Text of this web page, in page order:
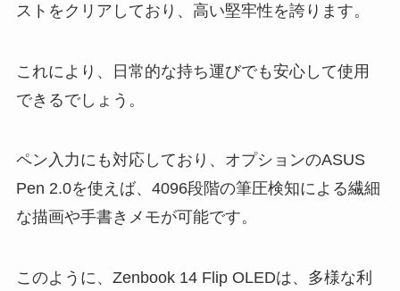
ストをクリアしており、高い堅牢性を誇ります。
これにより、日常的な持ち運びでも安心して使用
できるでしょう。
ペン入力にも対応しており、オプションのASUS
Pen 2.0を使えば、4096段階の筆圧検知による繊細
な描画や手書きメモが可能です。
このように、Zenbook 14 Flip OLEDは、多様な利